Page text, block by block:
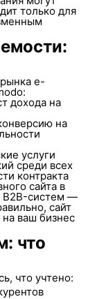
только для
e-
дохода на
на
услуги
среди всех
контракта
сайта в
B2B-систем —
сайт
на ваш бизнес
что
что учтено: